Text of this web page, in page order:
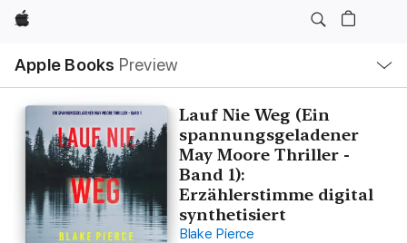
Apple
Apple Books Preview
Nav
Open
Menu
Lauf Nie Weg (Ein
spannungsgeladener
May Moore Thriller -
Band 1):
Erzählerstimme digital
synthetisiert
Blake Pierce